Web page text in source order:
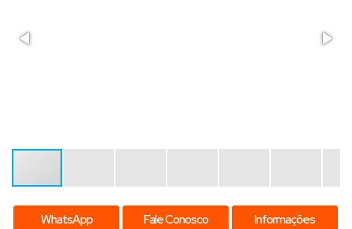
WhatsApp Fale Conosco Informações